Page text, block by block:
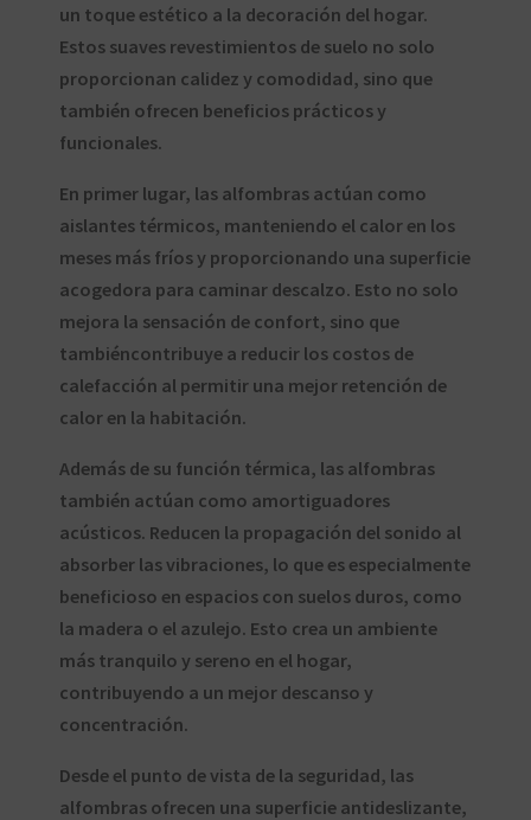
un toque estético a la decoración del hogar.
Estos suaves revestimientos de suelo no solo
proporcionan calidez y comodidad, sino que
también ofrecen beneficios prácticos y
funcionales.
En primer lugar, las alfombras actúan como
aislantes térmicos, manteniendo el calor en los
meses más fríos y proporcionando una superficie
acogedora para caminar descalzo. Esto no solo
mejora la sensación de confort, sino que
tambiéncontribuye a reducir los costos de
calefacción al permitir una mejor retención de
calor en la habitación.
Además de su función térmica, las alfombras
también actúan como amortiguadores
acústicos. Reducen la propagación del sonido al
absorber las vibraciones, lo que es especialmente
beneficioso en espacios con suelos duros, como
la madera o el azulejo. Esto crea un ambiente
más tranquilo y sereno en el hogar,
contribuyendo a un mejor descanso y
concentración.
Desde el punto de vista de la seguridad, las
alfombras ofrecen una superficie antideslizante,